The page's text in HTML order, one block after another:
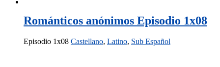
Románticos anónimos Episodio 1x08
Episodio 1x08 Castellano, Latino, Sub Español